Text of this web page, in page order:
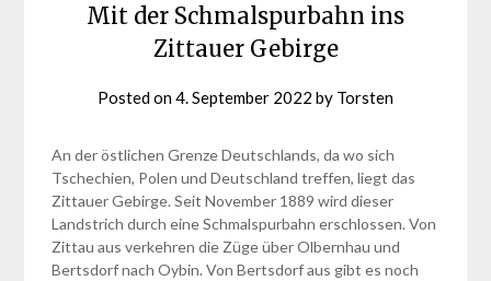
Mit der Schmalspurbahn ins
Zittauer Gebirge
Posted on4. September 2022 by Torsten
An der östlichen Grenze Deutschlands, da wo sich
Tschechien, Polen und Deutschland treffen, liegt das
Zittauer Gebirge. Seit November 1889 wird dieser
Landstrich durch eine Schmalspurbahn erschlossen. Von
Zittau aus verkehren die Züge über Olbernhau und
Bertsdorf nach Oybin. Von Bertsdorf aus gibt es noch